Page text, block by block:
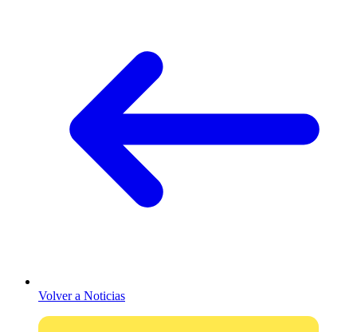
Volver a Noticias